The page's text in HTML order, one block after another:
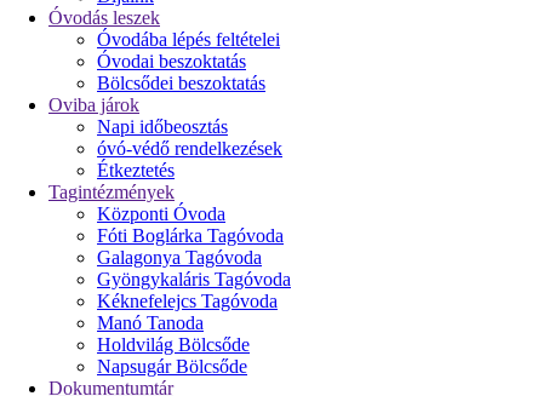
Óvodás leszek
Óvodába lépés feltételei
Óvodai beszoktatás
Bölcsődei beszoktatás
Oviba járok
Napi időbeosztás
óvó-védő rendelkezések
Étkeztetés
Tagintézmények
Központi Óvoda
Fóti Boglárka Tagóvoda
Galagonya Tagóvoda
Gyöngykaláris Tagóvoda
Kéknefelejcs Tagóvoda
Manó Tanoda
Holdvilág Bölcsőde
Napsugár Bölcsőde
Dokumentumtár